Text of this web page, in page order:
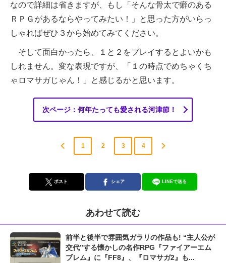
なので詳細は省きますが、もし「そんな骨太で癖のある
ＲＰＧがあるならやってみたい！」と思った方がいらっ
しゃればぜひ３から始めてみてください。
そして面白かったら、１と２をプレイするとよいかも
しれません。変な表現ですが、「１の時点でめちゃくち
ゃロマサガじゃん！」と感じるかと思います。
次ページ：何年たっても愛される河津節！
1 2 3 4
ポスト シェア LINEで送る
あわせて読む
前半と後半で雰囲気ガラリの作品も! “主人公が
交代”する懐かしの名作RPG『ファイアーエム
ブレム』に『FF8』、『ロマサガ2』も...